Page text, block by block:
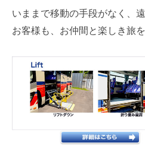
いままで移動の手段がなく、
お客様も、お仲間と楽しき旅